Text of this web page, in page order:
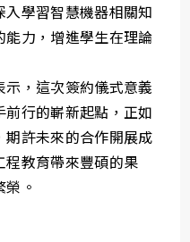
學習智慧機器相關知
力，增進學生在理論
，這次簽約儀式意義
行的嶄新起點，正如
許未來的合作開展成
程教育帶來豐碩的果
。